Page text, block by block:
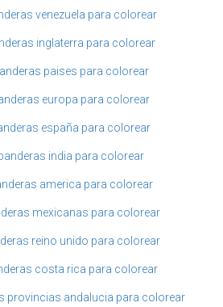
venezuela para colorear
inglaterra para colorear
paises para colorear
europa para colorear
españa para colorear
india para colorear
america para colorear
mexicanas para colorear
reino unido para colorear
costa rica para colorear
provincias andalucia para colorear